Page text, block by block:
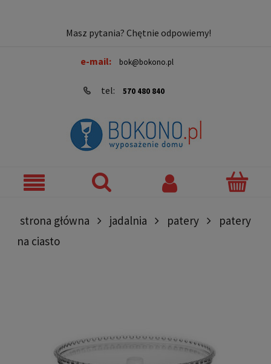
Masz pytania? Chętnie odpowiemy!
e-mail: bok@bokono.pl
tel: 570 480 840
strona główna jadalnia patery
patery
na ciasto